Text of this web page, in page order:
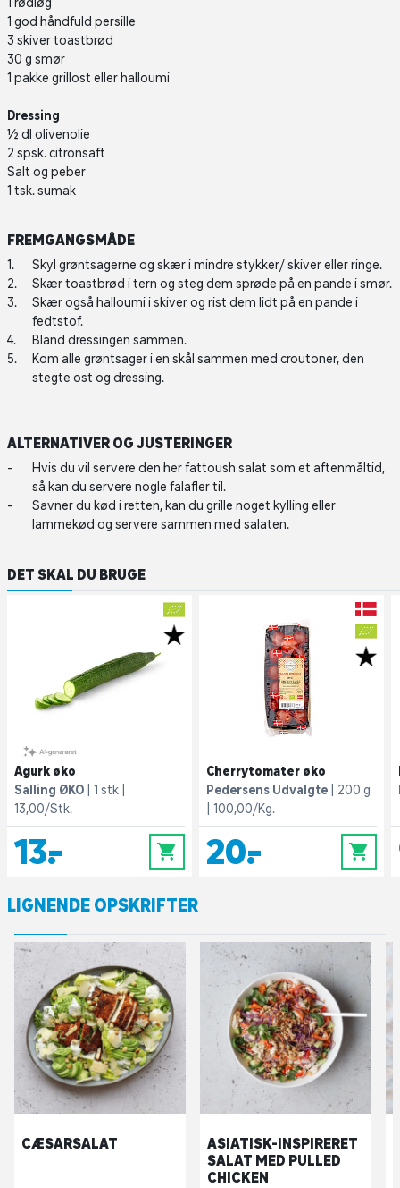
1 god håndfuld persille
3 skiver toastbrød
30 g smør
1 pakke grillost eller halloumi
Dressing
½ dl olivenolie
2 spsk. citronsaft
Salt og peber
1 tsk. sumak
FREMGANGSMÅDE
Skyl grøntsagerne og skær i mindre stykker/ skiver eller ringe.
Skær toastbrød i tern og steg dem sprøde på en pande i smør.
Skær også halloumi i skiver og rist dem lidt på en pande i
fedtstof.
Bland dressingen sammen.
Kom alle grøntsager i en skål sammen med croutoner, den
stegte ost og dressing.
ALTERNATIVER OG JUSTERINGER
Hvis du vil servere den her fattoush salat som et aftenmåltid,
så kan du servere nogle falafler til.
Savner du kød i retten, kan du grille noget kylling eller
lammekød og servere sammen med salaten.
DET SKAL DU BRUGE
Agurk øko
Salling ØKO
1 stk
13,00/Stk.
13,- 0
Cherrytomater øko
Pedersens Udvalgte
200 g
100,00/Kg.
20,- 0
LIGNENDE OPSKRIFTER
CÆSARSALAT
ASIATISK-INSPIRERET
SALAT MED PULLED
CHICKEN